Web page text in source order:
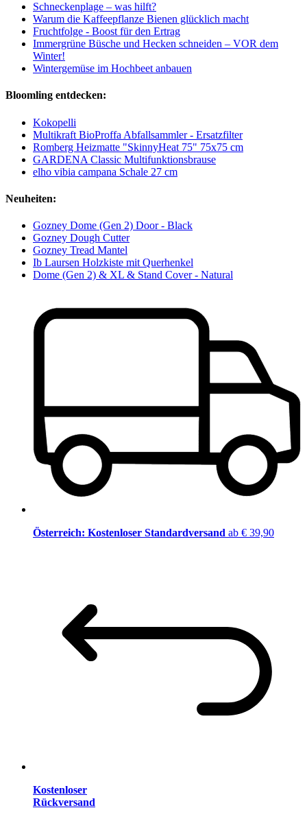
Schneckenplage – was hilft?
Warum die Kaffeepflanze Bienen glücklich macht
Fruchtfolge - Boost für den Ertrag
Immergrüne Büsche und Hecken schneiden – VOR dem
Winter!
Wintergemüse im Hochbeet anbauen
Bloomling entdecken:
Kokopelli
Multikraft BioProffa Abfallsammler - Ersatzfilter
Romberg Heizmatte "SkinnyHeat 75" 75x75 cm
GARDENA Classic Multifunktionsbrause
elho vibia campana Schale 27 cm
Neuheiten:
Gozney Dome (Gen 2) Door - Black
Gozney Dough Cutter
Gozney Tread Mantel
Ib Laursen Holzkiste mit Querhenkel
Dome (Gen 2) & XL & Stand Cover - Natural
Österreich: Kostenloser Standardversand ab € 39,90
Kostenloser
Rückversand